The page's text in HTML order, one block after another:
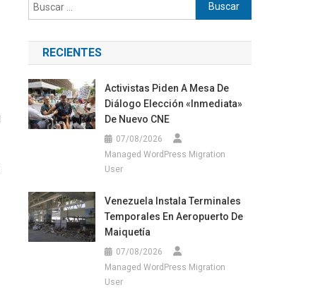
RECIENTES
Activistas Piden A Mesa De
Diálogo Elección «inmediata»
De Nuevo CNE
07/08/2026
Managed WordPress Migration
User
Venezuela Instala Terminales
Temporales En Aeropuerto De
Maiquetía
07/08/2026
Managed WordPress Migration
User